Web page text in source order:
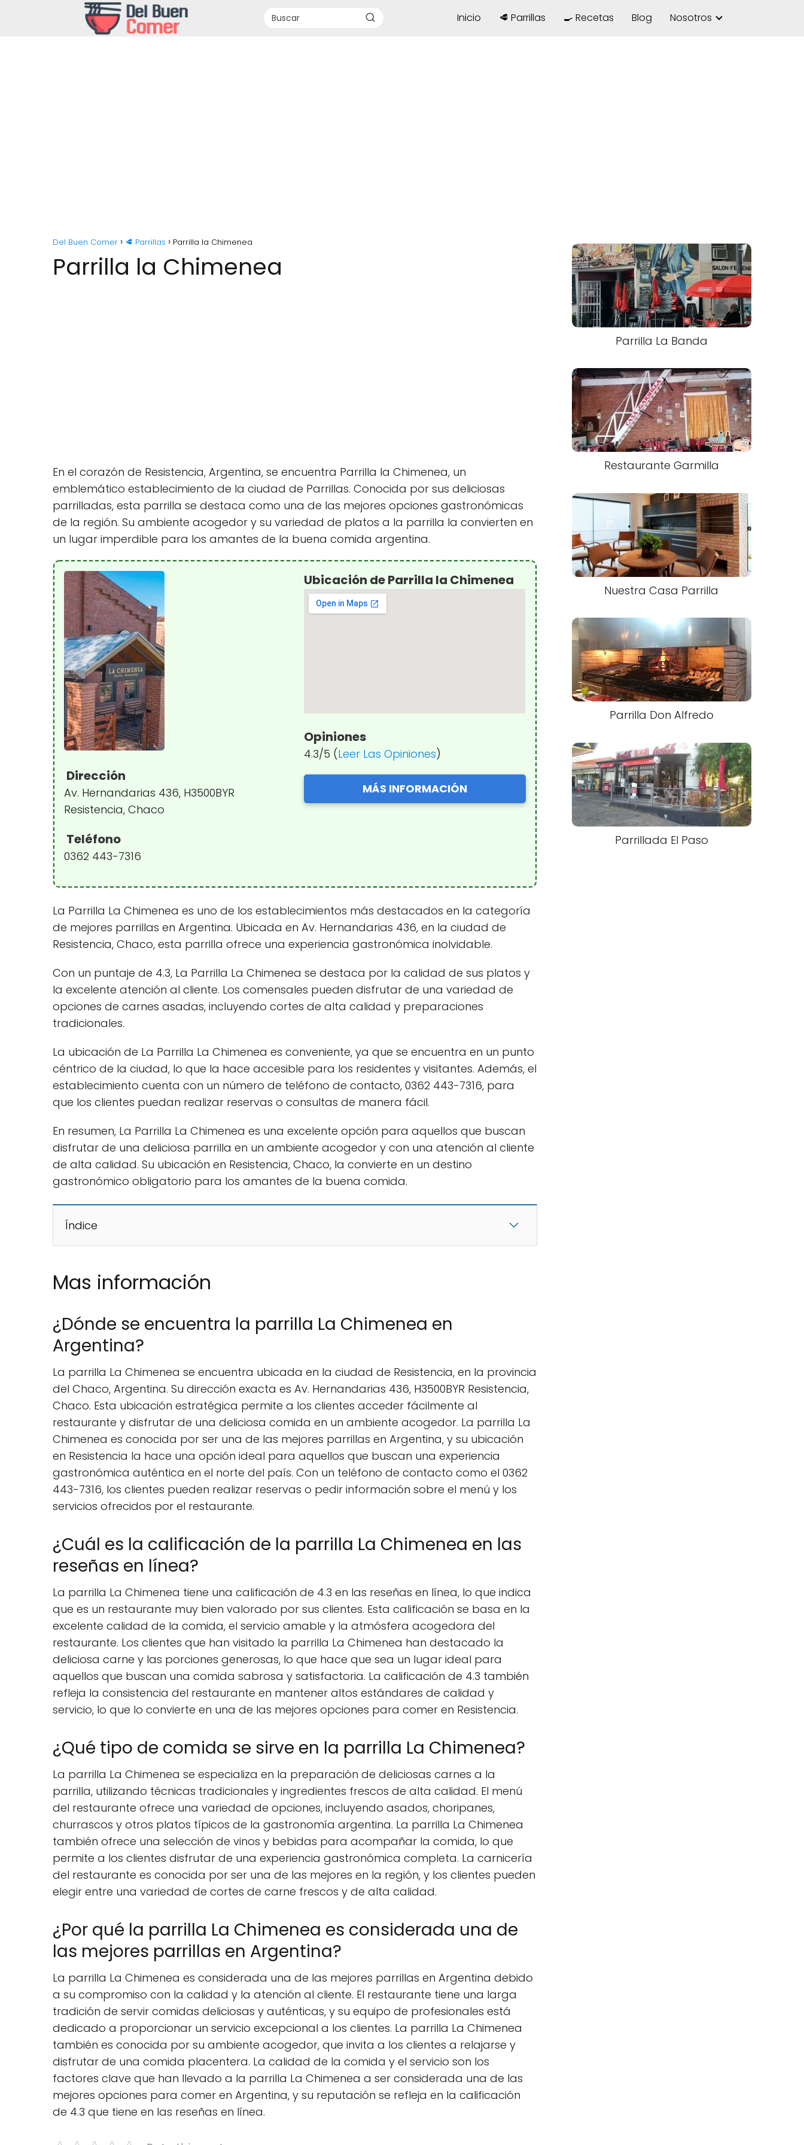
Inicio 🥩 Parrillas 🍳 Recetas Blog Nosotros
Del Buen Comer 🥩 Parrillas Parrilla la Chimenea
Parrilla la Chimenea
En el corazón de Resistencia, Argentina, se encuentra Parrilla la Chimenea, un
emblemático establecimiento de la ciudad de Parrillas. Conocida por sus deliciosas
parrilladas, esta parrilla se destaca como una de las mejores opciones gastronómicas
de la región. Su ambiente acogedor y su variedad de platos a la parrilla la convierten en
un lugar imperdible para los amantes de la buena comida argentina.
Dirección
Av. Hernandarias 436, H3500BYR
Resistencia, Chaco
Teléfono
0362 443-7316
Ubicación de Parrilla la Chimenea
Opiniones
4.3/5 (Leer Las Opiniones)
MÁS INFORMACIÓN
La Parrilla La Chimenea es uno de los establecimientos más destacados en la categoría
de mejores parrillas en Argentina. Ubicada en Av. Hernandarias 436, en la ciudad de
Resistencia, Chaco, esta parrilla ofrece una experiencia gastronómica inolvidable.
Con un puntaje de 4.3, La Parrilla La Chimenea se destaca por la calidad de sus platos y
la excelente atención al cliente. Los comensales pueden disfrutar de una variedad de
opciones de carnes asadas, incluyendo cortes de alta calidad y preparaciones
tradicionales.
La ubicación de La Parrilla La Chimenea es conveniente, ya que se encuentra en un punto
céntrico de la ciudad, lo que la hace accesible para los residentes y visitantes. Además, el
establecimiento cuenta con un número de teléfono de contacto, 0362 443-7316, para
que los clientes puedan realizar reservas o consultas de manera fácil.
En resumen, La Parrilla La Chimenea es una excelente opción para aquellos que buscan
disfrutar de una deliciosa parrilla en un ambiente acogedor y con una atención al cliente
de alta calidad. Su ubicación en Resistencia, Chaco, la convierte en un destino
gastronómico obligatorio para los amantes de la buena comida.
Índice
Mas información
¿Dónde se encuentra la parrilla La Chimenea en
Argentina?
La parrilla La Chimenea se encuentra ubicada en la ciudad de Resistencia, en la provincia
del Chaco, Argentina. Su dirección exacta es Av. Hernandarias 436, H3500BYR Resistencia,
Chaco. Esta ubicación estratégica permite a los clientes acceder fácilmente al
restaurante y disfrutar de una deliciosa comida en un ambiente acogedor. La parrilla La
Chimenea es conocida por ser una de las mejores parrillas en Argentina, y su ubicación
en Resistencia la hace una opción ideal para aquellos que buscan una experiencia
gastronómica auténtica en el norte del país. Con un teléfono de contacto como el 0362
443-7316, los clientes pueden realizar reservas o pedir información sobre el menú y los
servicios ofrecidos por el restaurante.
¿Cuál es la calificación de la parrilla La Chimenea en las
reseñas en línea?
La parrilla La Chimenea tiene una calificación de 4.3 en las reseñas en línea, lo que indica
que es un restaurante muy bien valorado por sus clientes. Esta calificación se basa en la
excelente calidad de la comida, el servicio amable y la atmósfera acogedora del
restaurante. Los clientes que han visitado la parrilla La Chimenea han destacado la
deliciosa carne y las porciones generosas, lo que hace que sea un lugar ideal para
aquellos que buscan una comida sabrosa y satisfactoria. La calificación de 4.3 también
refleja la consistencia del restaurante en mantener altos estándares de calidad y
servicio, lo que lo convierte en una de las mejores opciones para comer en Resistencia.
¿Qué tipo de comida se sirve en la parrilla La Chimenea?
La parrilla La Chimenea se especializa en la preparación de deliciosas carnes a la
parrilla, utilizando técnicas tradicionales y ingredientes frescos de alta calidad. El menú
del restaurante ofrece una variedad de opciones, incluyendo asados, choripanes,
churrascos y otros platos típicos de la gastronomía argentina. La parrilla La Chimenea
también ofrece una selección de vinos y bebidas para acompañar la comida, lo que
permite a los clientes disfrutar de una experiencia gastronómica completa. La carnicería
del restaurante es conocida por ser una de las mejores en la región, y los clientes pueden
elegir entre una variedad de cortes de carne frescos y de alta calidad.
¿Por qué la parrilla La Chimenea es considerada una de
las mejores parrillas en Argentina?
La parrilla La Chimenea es considerada una de las mejores parrillas en Argentina debido
a su compromiso con la calidad y la atención al cliente. El restaurante tiene una larga
tradición de servir comidas deliciosas y auténticas, y su equipo de profesionales está
dedicado a proporcionar un servicio excepcional a los clientes. La parrilla La Chimenea
también es conocida por su ambiente acogedor, que invita a los clientes a relajarse y
disfrutar de una comida placentera. La calidad de la comida y el servicio son los
factores clave que han llevado a la parrilla La Chimenea a ser considerada una de las
mejores opciones para comer en Argentina, y su reputación se refleja en la calificación
de 4.3 que tiene en las reseñas en línea.
Parrilla La Banda
Restaurante Garmilla
Nuestra Casa Parrilla
Parrilla Don Alfredo
Parrillada El Paso